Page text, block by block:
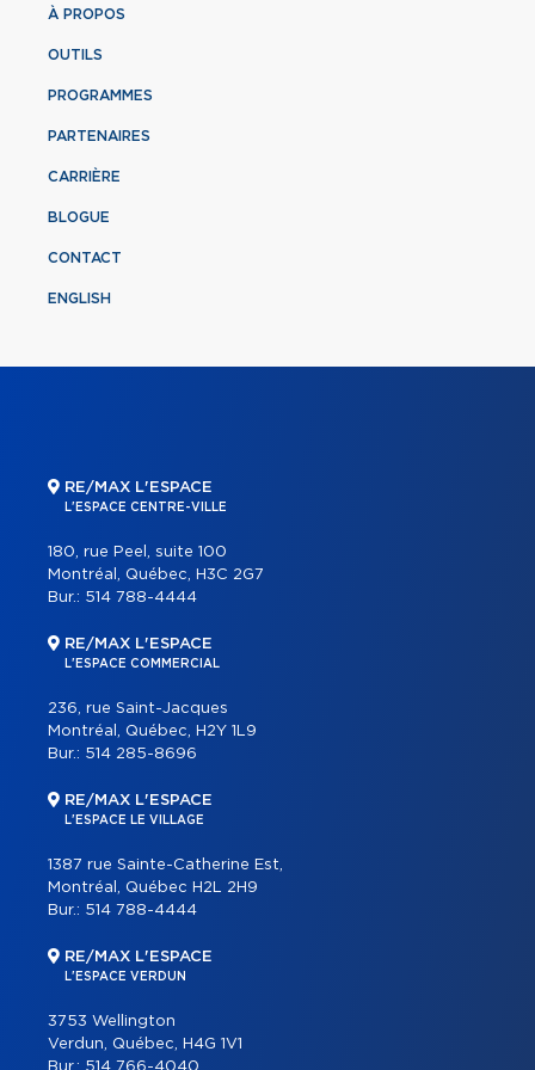
À PROPOS
OUTILS
PROGRAMMES
PARTENAIRES
CARRIÈRE
BLOGUE
CONTACT
ENGLISH
RE/MAX L'ESPACE
L'ESPACE CENTRE-VILLE
180, rue Peel, suite 100
Montréal, Québec, H3C 2G7
Bur.: 514 788-4444
RE/MAX L'ESPACE
L'ESPACE COMMERCIAL
236, rue Saint-Jacques
Montréal, Québec, H2Y 1L9
Bur.: 514 285-8696
RE/MAX L'ESPACE
L'ESPACE LE VILLAGE
1387 rue Sainte-Catherine Est,
Montréal, Québec H2L 2H9
Bur.: 514 788-4444
RE/MAX L'ESPACE
L'ESPACE VERDUN
3753 Wellington
Verdun, Québec, H4G 1V1